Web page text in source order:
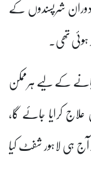
شرپسندوں کے
تھی۔
کے لیے ہرممکن
کرایا جائے گا،
ہی لاہور شفٹ کیا